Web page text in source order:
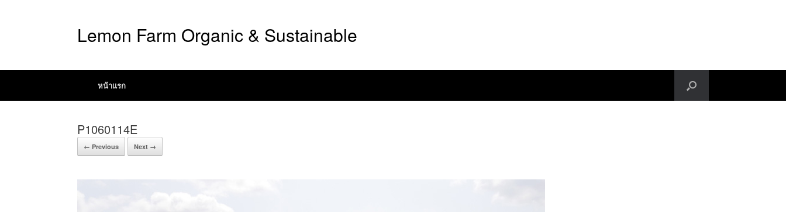
Lemon Farm Organic & Sustainable
หน้าแรก
P1060114E
← Previous Next →